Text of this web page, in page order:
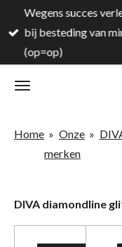
direct
naar
hoofdinhoud
Wegens succes
bij besteding van
(op=op)
Home » Onze
merken
»
DIVA diamondline